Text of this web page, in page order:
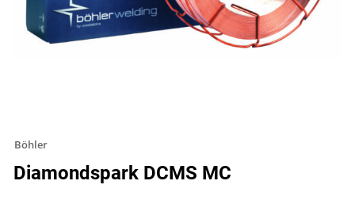
Böhler
Diamondspark DCMS MC